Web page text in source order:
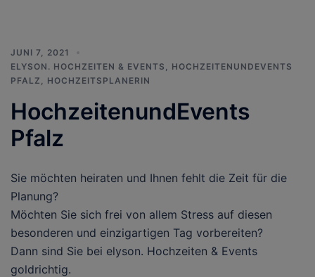
JUNI 7, 2021
ELYSON. HOCHZEITEN & EVENTS
HOCHZEITENUNDEVENTS
PFALZ
HOCHZEITSPLANERIN
HochzeitenundEvents
Pfalz
Sie möchten heiraten und Ihnen fehlt die Zeit für die
Planung?
Möchten Sie sich frei von allem Stress auf diesen
besonderen und einzigartigen Tag vorbereiten?
Dann sind Sie bei elyson. Hochzeiten & Events
goldrichtig.